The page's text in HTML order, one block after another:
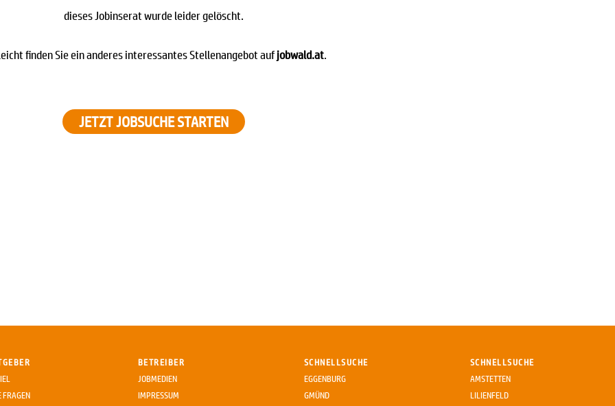
dieses Jobinserat wurde leider gelöscht.
finden Sie ein anderes interessantes Stellenangebot aufjobwald.at
JETZT JOBSUCHE STARTEN
FRAGEN
BETREIBER
JOBMEDIEN
IMPRESSUM
SCHNELLSUCHE
EGGENBURG
GMÜND
SCHNELLSUCHE
AMSTETTEN
LILIENFELD